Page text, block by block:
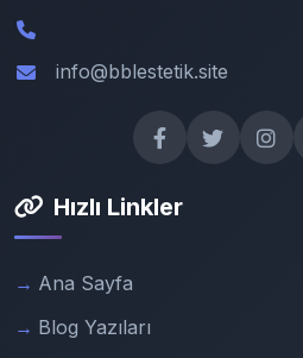
info@bblestetik.site
Hızlı Linkler
Ana Sayfa
Blog Yazıları